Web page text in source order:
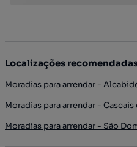
Localizações
Moradias para arrendar -
Moradias para arrendar - Cascais
Moradias para arrendar - São